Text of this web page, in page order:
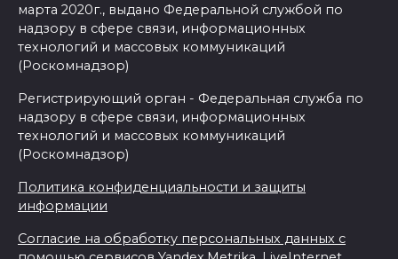
марта 2020г., выдано Федеральной службой по
надзору в сфере связи, информационных
технологий и массовых коммуникаций
(Роскомнадзор)
Регистрирующий орган - Федеральная служба по
надзору в сфере связи, информационных
технологий и массовых коммуникаций
(Роскомнадзор)
Политика конфиденциальности и защиты
информации
Согласие на обработку персональных данных с